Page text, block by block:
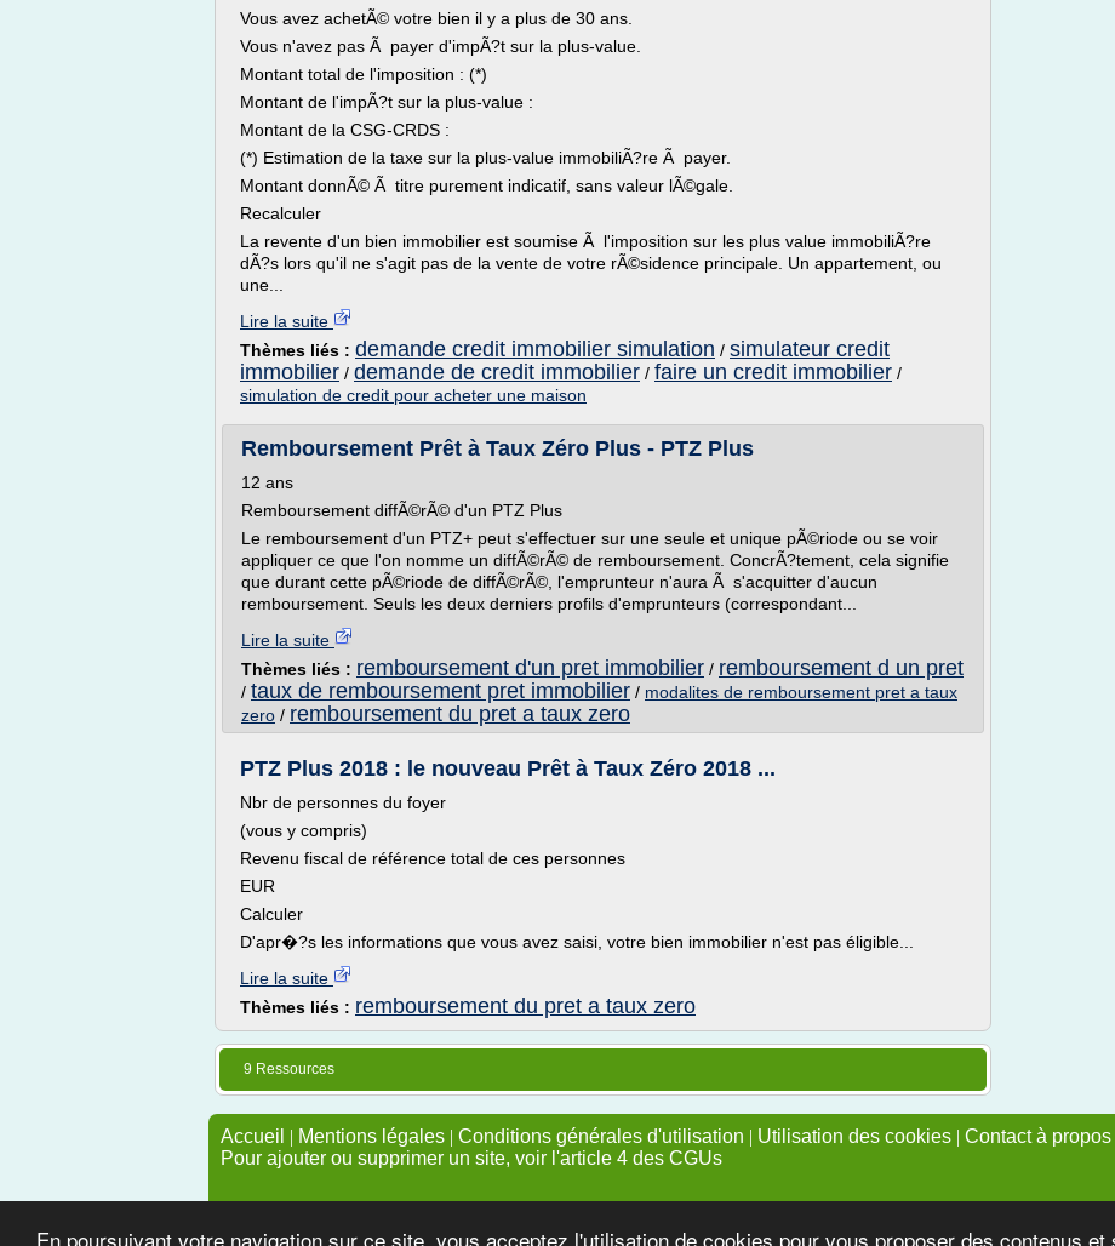
En poursuivant votre navigation sur ce site, vous acceptez l'utilisation de cookies pour vous proposer des contenus
Vous avez achetÃ© votre bien il y a plus de 30 ans.
Vous n'avez pas Ã payer d'impÃ?t sur la plus-value.
Montant total de l'imposition : (*)
Montant de l'impÃ?t sur la plus-value :
Montant de la CSG-CRDS :
(*) Estimation de la taxe sur la plus-value immobiliÃ?re Ã payer.
Montant donnÃ© Ã titre purement indicatif, sans valeur lÃ©gale.
Recalculer
La revente d'un bien immobilier est soumise Ã l'imposition sur les plus value immobiliÃ?re
dÃ?s lors qu'il ne s'agit pas de la vente de votre rÃ©sidence principale. Un appartement, ou
une...
Lire la suite
Thèmes liés : demande credit immobilier simulation / simulateur credit
immobilier / demande de credit immobilier / faire un credit immobilier /
simulation de credit pour acheter une maison
Remboursement Prêt à Taux Zéro Plus - PTZ Plus
12 ans
Remboursement diffÃ©rÃ© d'un PTZ Plus
Le remboursement d'un PTZ+ peut s'effectuer sur une seule et unique pÃ©riode ou se voir
appliquer ce que l'on nomme un diffÃ©rÃ© de remboursement. ConcrÃ?tement, cela signifie
que durant cette pÃ©riode de diffÃ©rÃ©, l'emprunteur n'aura Ã s'acquitter d'aucun
remboursement. Seuls les deux derniers profils d'emprunteurs (correspondant...
Lire la suite
Thèmes liés : remboursement d'un pret immobilier / remboursement d un pret
/ taux de remboursement pret immobilier / modalites de remboursement pret a taux
zero / remboursement du pret a taux zero
PTZ Plus 2018 : le nouveau Prêt à Taux Zéro 2018 ...
Nbr de personnes du foyer
(vous y compris)
Revenu fiscal de référence total de ces personnes
EUR
Calculer
D'apr�?s les informations que vous avez saisi, votre bien immobilier n'est pas éligible...
Lire la suite
Thèmes liés : remboursement du pret a taux zero
9 Ressources
Accueil | Mentions légales | Conditions générales d'utilisation | Utilisation des cookies | Contact à
Pour ajouter ou supprimer un site, voir l'article 4 des CGUs